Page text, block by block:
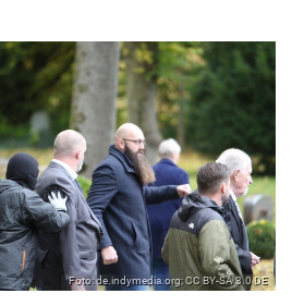
Foto: de.indymedia.org; CC BY-SA 3.0 DE